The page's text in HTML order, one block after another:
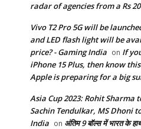
radar of agencies from a Rs
Vivo T2 Pro 5G will be
and LED flash light will be
price? - Gaming India on If
iPhone 15 Plus, then know
Apple is preparing for a big
Asia Cup 2023: Rohit Sharma
Sachin Tendulkar, MS Dhoni
India on अंतिम 9 बॉल्स में भारत के